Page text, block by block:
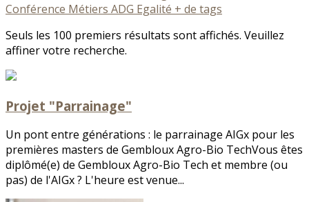
Conférence Métiers ADG Egalité + de tags
Seuls les 100 premiers résultats sont affichés. Veuillez
affiner votre recherche.
Projet "Parrainage"
Un pont entre générations : le parrainage AIGx pour les
premières masters de Gembloux Agro-Bio TechVous êtes
diplômé(e) de Gembloux Agro-Bio Tech et membre (ou
pas) de l'AIGx ? L'heure est venue...